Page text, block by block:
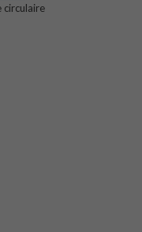
circulaire